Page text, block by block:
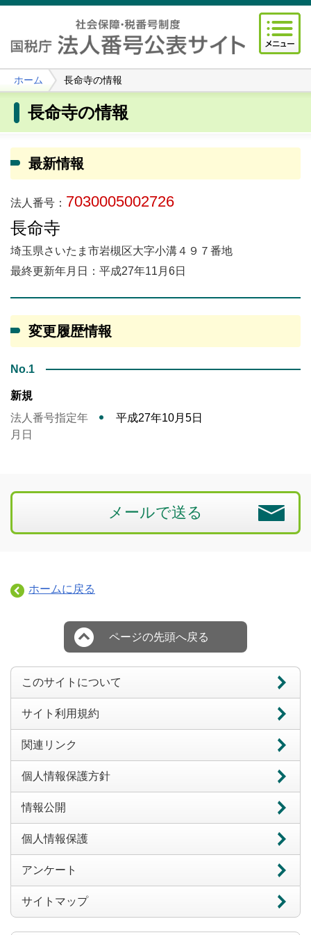
ホーム 長命寺の情報
長命寺の情報
最新情報
法人番号： 7030005002726
長命寺
埼玉県さいたま市岩槻区大字小溝４９７番地
最終更新年月日：平成27年11月6日
変更履歴情報
No.1
新規
法人番号指定年
月日
平成27年10月5日
メールで送る
ホームに戻る
ページの先頭へ戻る
このサイトについて
サイト利用規約
関連リンク
個人情報保護方針
情報公開
個人情報保護
アンケート
サイトマップ